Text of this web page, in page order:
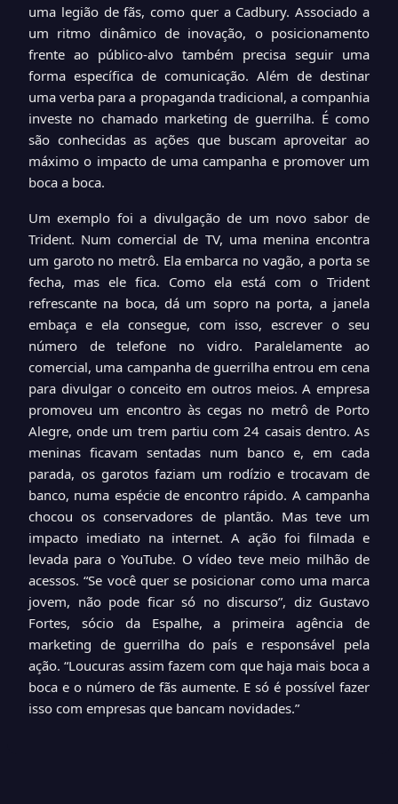
uma legião de fãs, como quer a Cadbury. Associado a
um ritmo dinâmico de inovação, o posicionamento
frente ao público-alvo também precisa seguir uma
forma específica de comunicação. Além de destinar
uma verba para a propaganda tradicional, a companhia
investe no chamado marketing de guerrilha. É como
são conhecidas as ações que buscam aproveitar ao
máximo o impacto de uma campanha e promover um
boca a boca.
Um exemplo foi a divulgação de um novo sabor de
Trident. Num comercial de TV, uma menina encontra
um garoto no metrô. Ela embarca no vagão, a porta se
fecha, mas ele fica. Como ela está com o Trident
refrescante na boca, dá um sopro na porta, a janela
embaça e ela consegue, com isso, escrever o seu
número de telefone no vidro. Paralelamente ao
comercial, uma campanha de guerrilha entrou em cena
para divulgar o conceito em outros meios. A empresa
promoveu um encontro às cegas no metrô de Porto
Alegre, onde um trem partiu com 24 casais dentro. As
meninas ficavam sentadas num banco e, em cada
parada, os garotos faziam um rodízio e trocavam de
banco, numa espécie de encontro rápido. A campanha
chocou os conservadores de plantão. Mas teve um
impacto imediato na internet. A ação foi filmada e
levada para o YouTube. O vídeo teve meio milhão de
acessos. “Se você quer se posicionar como uma marca
jovem, não pode ficar só no discurso”, diz Gustavo
Fortes, sócio da Espalhe, a primeira agência de
marketing de guerrilha do país e responsável pela
ação. “Loucuras assim fazem com que haja mais boca a
boca e o número de fãs aumente. E só é possível fazer
isso com empresas que bancam novidades.”